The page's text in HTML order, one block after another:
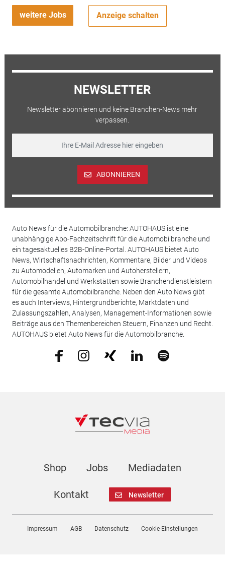
weitere Jobs Anzeige schalten
NEWSLETTER
Newsletter abonnieren und keine Branchen-News mehr
verpassen.
ABONNIEREN
Auto News für die Automobilbranche: AUTOHAUS ist eine
unabhängige Abo-Fachzeitschrift für die Automobilbranche und
ein tagesaktuelles B2B-Online-Portal. AUTOHAUS bietet Auto
News, Wirtschaftsnachrichten, Kommentare, Bilder und Videos
zu Automodellen, Automarken und Autoherstellern,
Automobilhandel und Werkstätten sowie Branchendienstleistern
für die gesamte Automobilbranche. Neben den Auto News gibt
es auch Interviews, Hintergrundberichte, Marktdaten und
Zulassungszahlen, Analysen, Management-Informationen sowie
Beiträge aus den Themenbereichen Steuern, Finanzen und Recht.
AUTOHAUS bietet Auto News für die Automobilbranche.
Shop Jobs Mediadaten
Kontakt Newsletter
Impressum AGB Datenschutz Cookie-Einstellungen